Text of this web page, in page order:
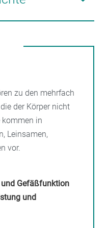
Sardine enthält
und Augen. Ein
sind
zu den mehrfach
der Körper nicht
kommen in
Leinsamen,
vor.
und Gefäßfunktion
und